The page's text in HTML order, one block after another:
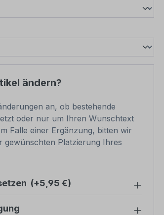
ändern?
an, ob bestehende
oder nur um Ihren Wunschtext
Falle einer Ergänzung, bitten wir
gewünschten Platzierung Ihres
(+5,95 €)